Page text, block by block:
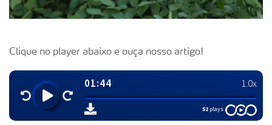
Clique no player abaixo e ouça nosso artigo!